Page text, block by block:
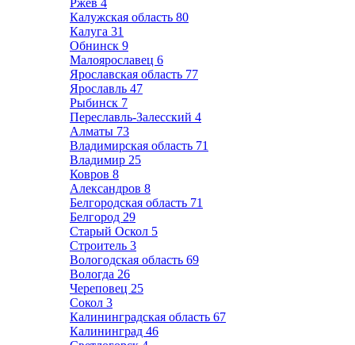
Ржев 4
Калужская область 80
Калуга 31
Обнинск 9
Малоярославец 6
Ярославская область 77
Ярославль 47
Рыбинск 7
Переславль-Залесский 4
Алматы 73
Владимирская область 71
Владимир 25
Ковров 8
Александров 8
Белгородская область 71
Белгород 29
Старый Оскол 5
Строитель 3
Вологодская область 69
Вологда 26
Череповец 25
Сокол 3
Калининградская область 67
Калининград 46